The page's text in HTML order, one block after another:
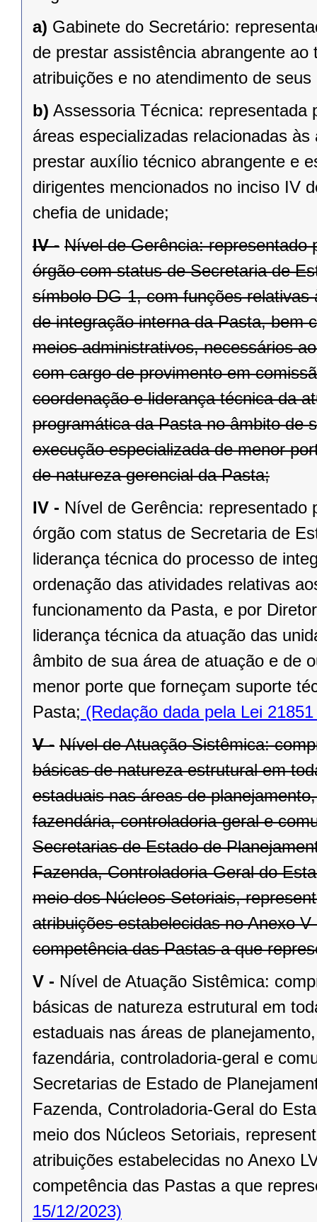
a) Gabinete do Secretário:
de prestar assistência abrangente
atribuições e no atendimento de
b) Assessoria Técnica: representada
áreas especializadas relacionadas
prestar auxílio técnico abrangente e
dirigentes mencionados no inciso IV
chefia de unidade;
IV - Nível de Gerência: representado
órgão com status de Secretaria de
símbolo DG-1, com funções
de integração interna da Pasta, bem
meios administrativos, necessários
com cargo de provimento em
coordenação e liderança técnica da
programática da Pasta no âmbito de
execução especializada de menor
de natureza gerencial da Pasta;
IV - Nível de Gerência: representado
órgão com status de Secretaria de
liderança técnica do processo de
ordenação das atividades relativas
funcionamento da Pasta, e por
liderança técnica da atuação das
âmbito de sua área de atuação e de
menor porte que forneçam suporte
Pasta; (Redação dada pela Lei
V - Nível de Atuação Sistêmica:
básicas de natureza estrutural em
estaduais nas áreas de
fazendária, controladoria-geral e
Secretarias de Estado de
Fazenda, Controladoria-Geral do
meio dos Núcleos Setoriais,
atribuições estabelecidas no Anexo
competência das Pastas a que
V - Nível de Atuação Sistêmica:
básicas de natureza estrutural em
estaduais nas áreas de
fazendária, controladoria-geral e
Secretarias de Estado de
Fazenda, Controladoria-Geral do
meio dos Núcleos Setoriais,
atribuições estabelecidas no Anexo
competência das Pastas a que
15/12/2023)